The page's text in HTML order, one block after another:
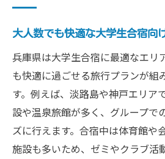
大人数でも快適な大学生合宿向
兵庫県は大学生合宿に最適なエリ
も快適に過ごせる旅行プランが組
す。例えば、淡路島や神戸エリア
設や温泉旅館が多く、グループで
ズに行えます。合宿中は体育館や
施設も多いため、ゼミやクラブ活